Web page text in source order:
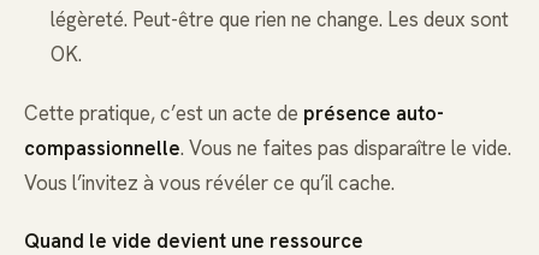
légèreté. Peut-être que rien ne change. Les deux sont
OK.
Cette pratique, c’est un acte de présence auto-
compassionnelle. Vous ne faites pas disparaître le vide.
Vous l’invitez à vous révéler ce qu’il cache.
Quand le vide devient une ressource